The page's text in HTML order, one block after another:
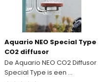
Aquario NEO Special Type
CO2 diffusor
De Aquario NEO CO2 Diffusor
Special Type is een ...